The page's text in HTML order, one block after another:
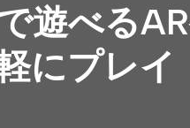
遊べる
にプレイ